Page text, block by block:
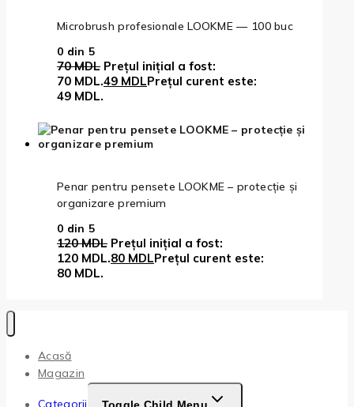
Microbrush profesionale LOOKME — 100 buc
0 din 5
70MDL Prețul inițial a fost:
70 MDL.49 MDLPrețul curent este:
49 MDL.
Penar pentru pensete LOOKME – protecție și
organizare premium
0 din 5
120MDL Prețul inițial a fost:
120 MDL.80 MDLPrețul curent este:
80 MDL.
Acasă
Magazin
Toggle Child Menu